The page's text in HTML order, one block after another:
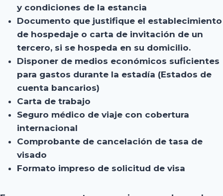
y condiciones de la estancia
Documento que justifique el establecimiento
de hospedaje o carta de invitación de un
tercero, si se hospeda en su domicilio.
Disponer de medios económicos suficientes
para gastos durante la estadía (Estados de
cuenta bancarios)
Carta de trabajo
Seguro médico de viaje con cobertura
internacional
Comprobante de cancelación de tasa de
visado
Formato impreso de solicitud de visa